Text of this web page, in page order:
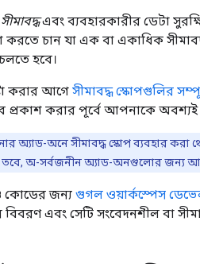
সীমাবদ্ধএবং ব্যবহারকারীর ডেটা
করতে চান যা এক বা একাধিক
চলতে হবে।
করার আগে সীমাবদ্ধ স্কোপগুলির
প্রকাশ করার পূর্বে আপনাকে অবশ্যই
অ্যাড-অনে সীমাবদ্ধ স্কোপ ব্যবহার
তবে, অ-সর্বজনীন অ্যাড-অনগুলোর জন্য
কোডের জন্য গুগল ওয়ার্কস্পেস
বিবরণ এবং সেটি সংবেদনশীল বা